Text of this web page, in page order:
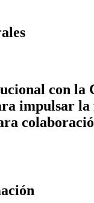
con la
impulsar